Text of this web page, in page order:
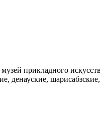
прикладного
денауские,